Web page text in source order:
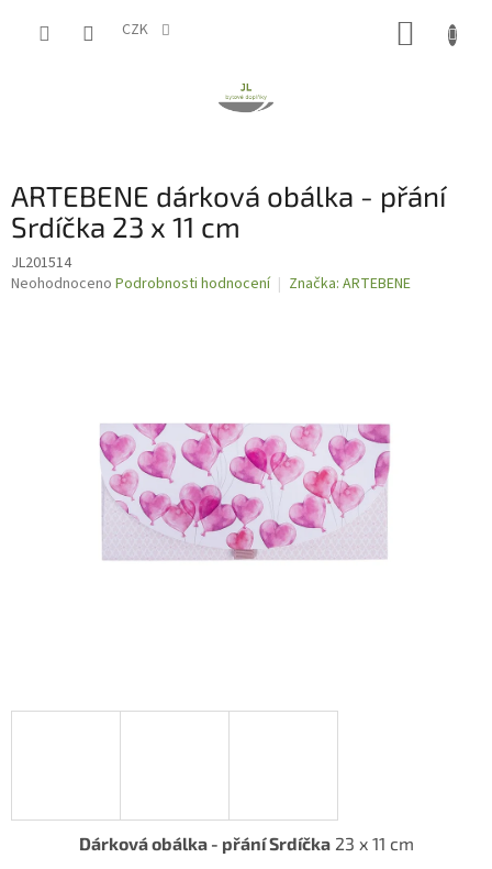
CZK
ARTEBENE dárková obálka - přání
Srdíčka 23 x 11 cm
JL201514
Průměrné
Neohodnoceno Podrobnosti hodnocení Značka: ARTEBENE
Dárková obálka - přání Srdíčka23 x 11 cm